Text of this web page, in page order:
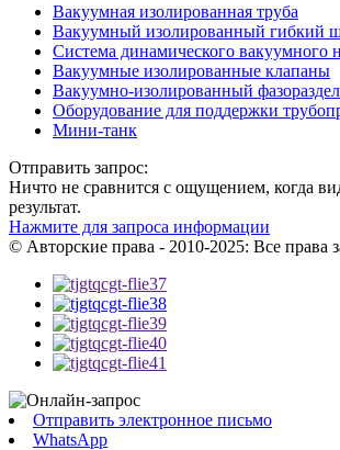
Вакуумная изолированная труба
Вакуумный изолированный гибкий
Система динамического вакуумного
Вакуумные изолированные клапаны
Вакуумно-изолированный
Оборудование для поддержки
Мини-танк
Отправить запрос:
Ничто не сравнится с ощущением, когда
результат.
Нажмите для запроса информации
© Авторские права - 2010-2025: Все права
Отправить электронное письмо
WhatsApp